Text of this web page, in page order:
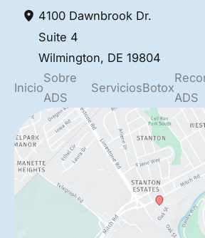
4100 Dawnbrook Dr.
Suite 4
Wilmington, DE19804
Inicio
Sobre
ADS
ServiciosBotox
ADS